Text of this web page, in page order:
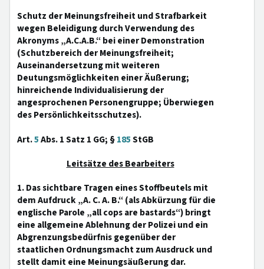
Schutz der Meinungsfreiheit und Strafbarkeit
wegen Beleidigung durch Verwendung des
Akronyms „A.C.A.B.“ bei einer Demonstration
(Schutzbereich der Meinungsfreiheit;
Auseinandersetzung mit weiteren
Deutungsmöglichkeiten einer Äußerung;
hinreichende Individualisierung der
angesprochenen Personengruppe; Überwiegen
des Persönlichkeitsschutzes).
Art.5Abs. 1 Satz 1 GG; §185StGB
Leitsätze des Bearbeiters
1. Das sichtbare Tragen eines Stoffbeutels mit
dem Aufdruck „A. C. A. B.“ (als Abkürzung für die
englische Parole „all cops are bastards“) bringt
eine allgemeine Ablehnung der Polizei und ein
Abgrenzungsbedürfnis gegenüber der
staatlichen Ordnungsmacht zum Ausdruck und
stellt damit eine Meinungsäußerung dar.